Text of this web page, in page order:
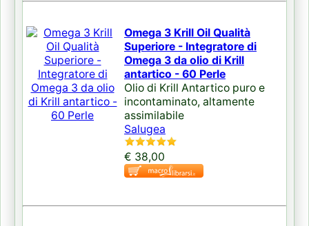
Omega 3 Krill Oil Qualità
Superiore - Integratore di
Omega 3 da olio di Krill
antartico - 60 Perle
Olio di Krill Antartico puro e
incontaminato, altamente
assimilabile
Salugea
€ 38,00